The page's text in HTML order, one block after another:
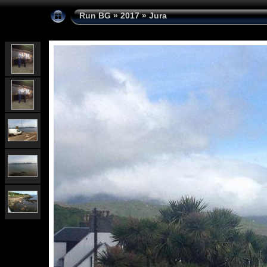
Run BG»2017»Jura